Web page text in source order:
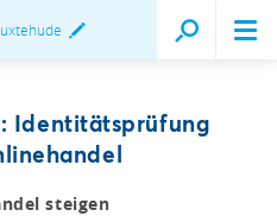
Identitätsprüfung
steigen